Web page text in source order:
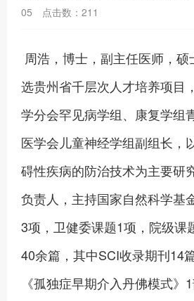
05
点击数： 211
周浩，博士，副主任医师，硕
选贵州省千层次人才培养项目
学分会罕见病学组、康复学组
医学会儿童神经学组副组长，
碍性疾病的防治技术为主要研
负责人，主持国家自然科学基
3项，卫健委课题1项，院级课
40余篇，其中SCI收录期刊14
《孤独症早期介入丹佛模式》